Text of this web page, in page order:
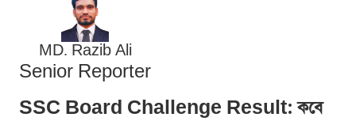
MD. Razib Ali
Senior Reporter
SSC Board Challenge Result: কবে